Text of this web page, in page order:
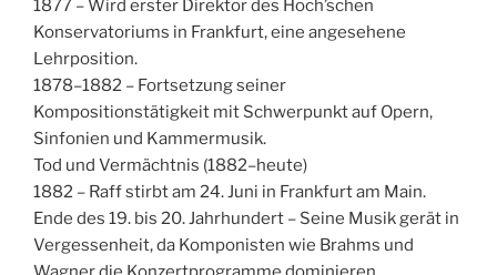
1877 – Wird erster Direktor des Hoch’schen
Konservatoriums in Frankfurt, eine angesehene
Lehrposition.
1878–1882 – Fortsetzung seiner
Kompositionstätigkeit mit Schwerpunkt auf Opern,
Sinfonien und Kammermusik.
Tod und Vermächtnis (1882–heute)
1882 – Raff stirbt am 24. Juni in Frankfurt am Main.
Ende des 19. bis 20. Jahrhundert – Seine Musik gerät in
Vergessenheit, da Komponisten wie Brahms und